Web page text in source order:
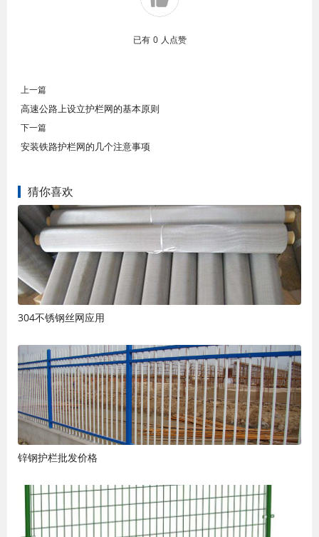
已有 0 人点赞
上一篇
高速公路上设立护栏网的基本原则
下一篇
安装铁路护栏网的几个注意事项
猜你喜欢
304不锈钢丝网应用
锌钢护栏批发价格